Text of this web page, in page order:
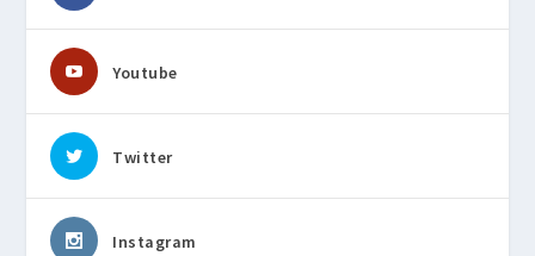
Youtube
Twitter
Instagram